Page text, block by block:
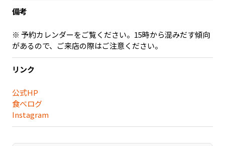
備考
※ 予約カレンダーをご覧ください。15時から混みだす傾向
があるので、ご来店の際はご注意ください。
リンク
公式HP
食べログ
Instagram